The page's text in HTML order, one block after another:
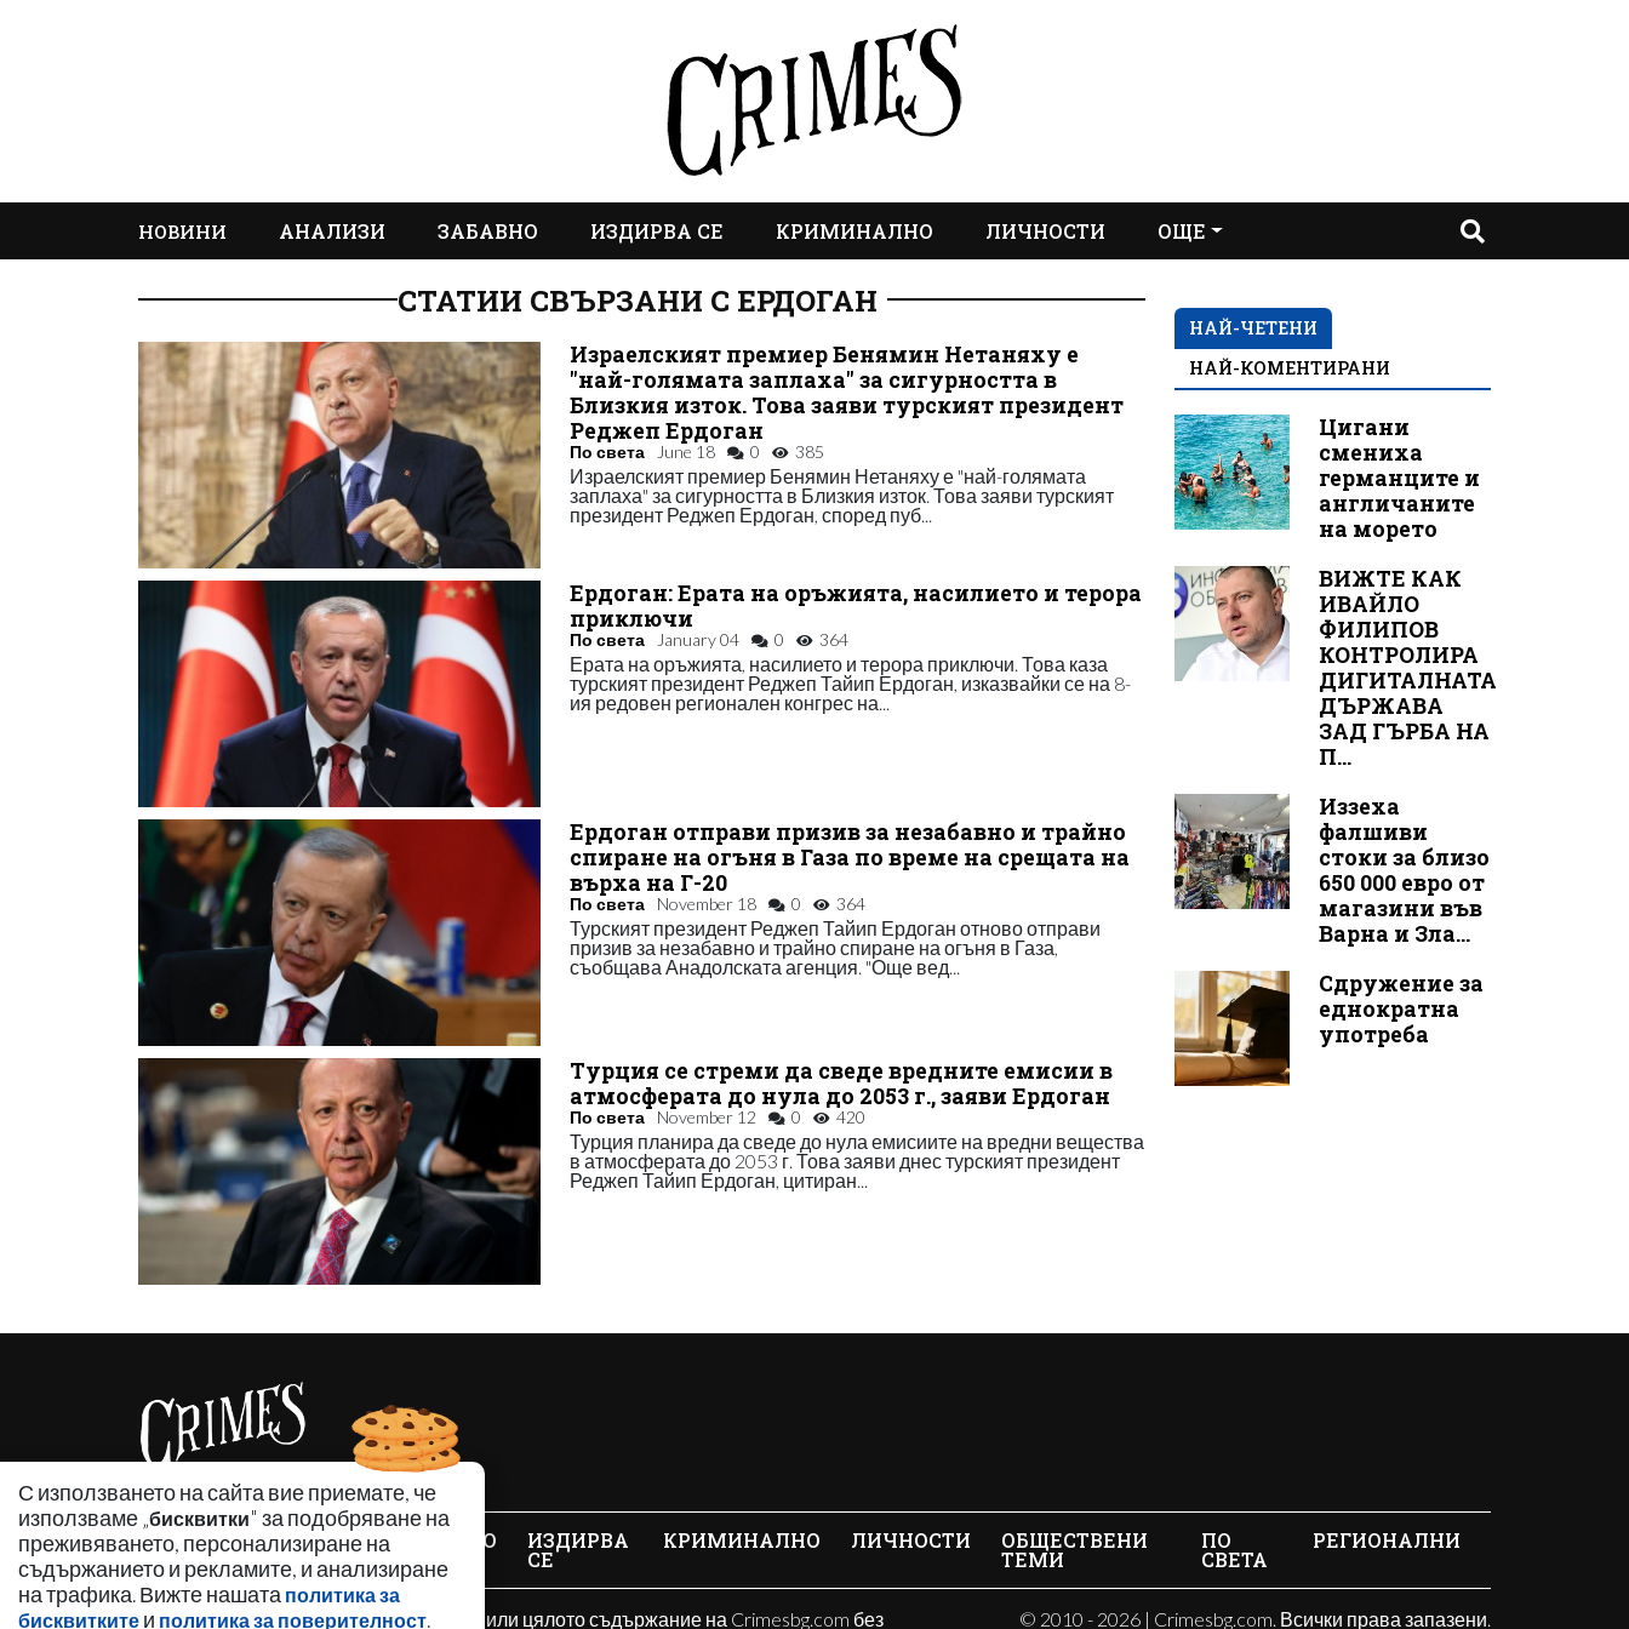
НОВИНИ АНАЛИЗИ ЗАБАВНО ИЗДИРВА СЕ КРИМИНАЛНО ЛИЧНОСТИ ОЩЕ
СТАТИИ СВЪРЗАНИ С ЕРДОГАН
Израелският премиер Бенямин Нетаняху е
"най-голямата заплаха" за сигурността в
Близкия изток. Това заяви турският президент
Реджеп Ердоган
По света June 18 0 385
Израелският премиер Бенямин Нетаняху е "най-голямата
заплаха" за сигурността в Близкия изток. Това заяви турският
президент Реджеп Ердоган, според пуб...
Ердоган: Ерата на оръжията, насилието и терора
приключи
По света January 04 0 364
Ерата на оръжията, насилието и терора приключи. Това каза
турският президент Реджеп Тайип Ердоган, изказвайки се на 8-
ия редовен регионален конгрес на...
Ердоган отправи призив за незабавно и трайно
спиране на огъня в Газа по време на срещата на
върха на Г-20
По света November 18 0 364
Турският президент Реджеп Тайип Ердоган отново отправи
призив за незабавно и трайно спиране на огъня в Газа,
съобщава Анадолската агенция. "Още вед...
Турция се стреми да сведе вредните емисии в
атмосферата до нула до 2053 г., заяви Ердоган
По света November 12 0 420
Турция планира да сведе до нула емисиите на вредни вещества
в атмосферата до 2053 г. Това заяви днес турският президент
Реджеп Тайип Ердоган, цитиран...
НАЙ-ЧЕТЕНИ
НАЙ-КОМЕНТИРАНИ
Цигани
смениха
германците и
англичаните
на морето
ВИЖТЕ КАК
ИВАЙЛО
ФИЛИПОВ
КОНТРОЛИРА
ДИГИТАЛНАТА
ДЪРЖАВА
ЗАД ГЪРБА НА
П...
Иззеха
фалшиви
стоки за близо
650 000 евро от
магазини във
Варна и Зла...
Сдружение за
еднократна
употреба
С използването на сайта вие приемате, че
използваме „бисквитки" за подобряване на
преживяването, персонализиране на
съдържанието и рекламите, и анализиране
на трафика. Вижте нашата политика за
бисквитките и политика за поверителност.
НОВИНИ АНАЛИЗИ ЗАБАВНО ИЗДИРВА
СЕ
КРИМИНАЛНО ЛИЧНОСТИ ОБЩЕСТВЕНИ
ТЕМИ
ПО
СВЕТА
РЕГИОНАЛНИ
Използването и публикуването на част или цялото съдържание на Crimesbg.com без © 2010 - 2026 | Crimesbg.com. Всички права запазени.